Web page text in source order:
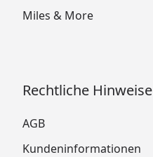
Miles & More
Rechtliche Hinweise
AGB
Kundeninformationen